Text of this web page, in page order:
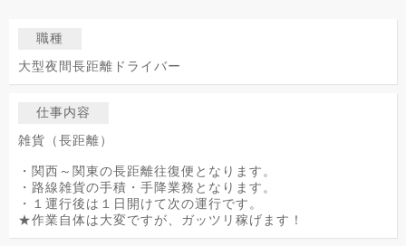
職種
大型夜間長距離ドライバー
仕事内容
雑貨（長距離）
・関西～関東の長距離往復便となります。
・路線雑貨の手積・手降業務となります。
・１運行後は１日開けて次の運行です。
★作業自体は大変ですが、ガッツリ稼げます！